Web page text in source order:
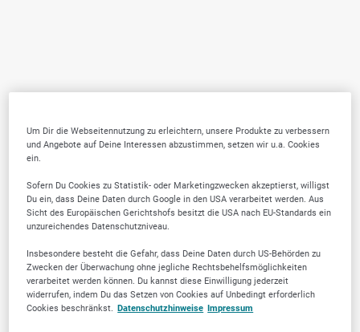
Um Dir die Webseitennutzung zu erleichtern, unsere Produkte zu verbessern
und Angebote auf Deine Interessen abzustimmen, setzen wir u.a. Cookies
ein.
Sofern Du Cookies zu Statistik- oder Marketingzwecken akzeptierst, willigst
Du ein, dass Deine Daten durch Google in den USA verarbeitet werden. Aus
Sicht des Europäischen Gerichtshofs besitzt die USA nach EU-Standards ein
unzureichendes Datenschutzniveau.
Insbesondere besteht die Gefahr, dass Deine Daten durch US-Behörden zu
Zwecken der Überwachung ohne jegliche Rechtsbehelfsmöglichkeiten
verarbeitet werden können. Du kannst diese Einwilligung jederzeit
widerrufen, indem Du das Setzen von Cookies auf Unbedingt erforderlich
Cookies beschränkst. Datenschutzhinweise Impressum